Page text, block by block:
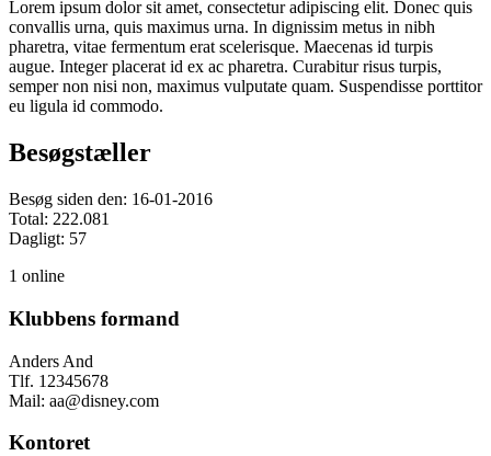
Lorem ipsum dolor sit amet, consectetur adipiscing elit. Donec quis
convallis urna, quis maximus urna. In dignissim metus in nibh
pharetra, vitae fermentum erat scelerisque. Maecenas id turpis
augue. Integer placerat id ex ac pharetra. Curabitur risus turpis,
semper non nisi non, maximus vulputate quam. Suspendisse porttitor
eu ligula id commodo.
Besøgstæller
Besøg siden den: 16-01-2016
Total: 222.081
Dagligt: 57
1 online
Klubbens formand
Anders And
Tlf. 12345678
Mail: aa@disney.com
Kontoret